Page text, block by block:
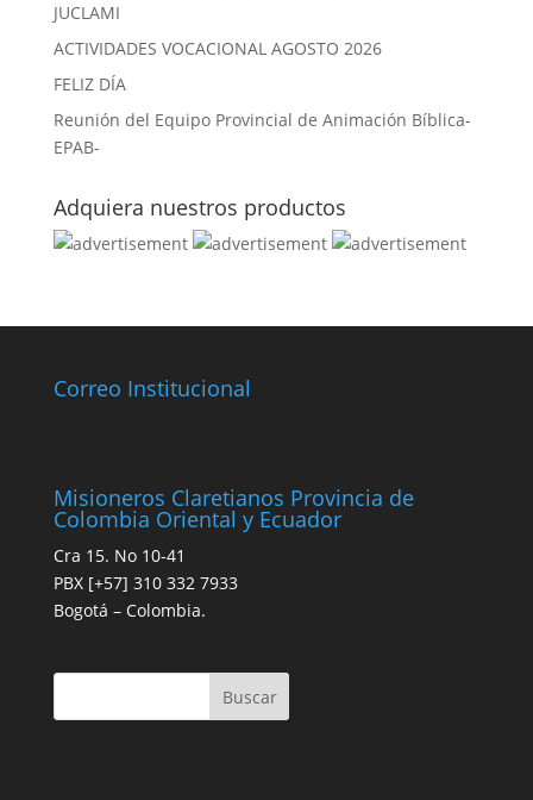
JUCLAMI
ACTIVIDADES VOCACIONAL AGOSTO 2026
FELIZ DÍA
Reunión del Equipo Provincial de Animación Bíblica-
EPAB-
Adquiera nuestros productos
Correo Institucional
Misioneros Claretianos Provincia de
Colombia Oriental y Ecuador
Cra 15. No 10-41
PBX [+57] 310 332 7933
Bogotá – Colombia.